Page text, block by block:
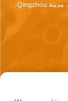
عنوان المصنع: طريق Fenghuangshan الشرقي، مدينة Qingzhou،